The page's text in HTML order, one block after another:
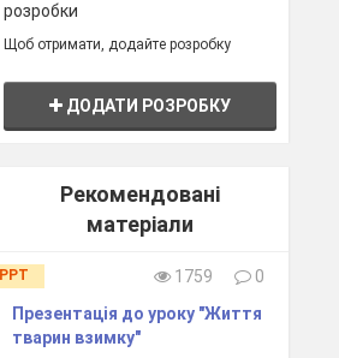
розробки
Щоб отримати, додайте розробку
ДОДАТИ РОЗРОБКУ
Рекомендовані
матеріали
PPT 1759
0
Презентація до уроку "Життя
тварин взимку"